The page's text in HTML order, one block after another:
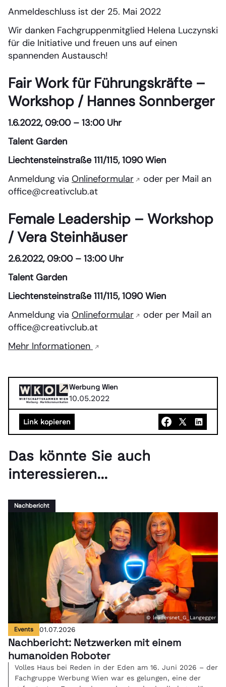
Anmeldeschluss ist der 25. Mai 2022
Wir danken Fachgruppenmitglied Helena Luczynski
für die Initiative und freuen uns auf einen
spannenden Austausch!
Fair Work für Führungskräfte –
Workshop / Hannes Sonnberger
1.6.2022, 09:00 – 13:00 Uhr
Talent Garden
Liechtensteinstraße 111/115, 1090 Wien
Anmeldung via Onlineformular
oder per Mail an
office@creativclub.at
Female Leadership – Workshop
/ Vera Steinhäuser
2.6.2022, 09:00 – 13:00 Uhr
Talent Garden
Liechtensteinstraße 111/115, 1090 Wien
Anmeldung via Onlineformular
oder per Mail an
office@creativclub.at
Mehr Informationen
Werbung Wien
10.05.2022
Link kopieren
Das könnte Sie auch
interessieren...
Nachbericht
© leadersnet_G_Langegger
Events 01.07.2026
Nachbericht: Netzwerken mit einem
humanoiden Roboter
Volles Haus bei Reden in der Eden am 16. Juni 2026 – der
Fachgruppe Werbung Wien war es gelungen, eine der